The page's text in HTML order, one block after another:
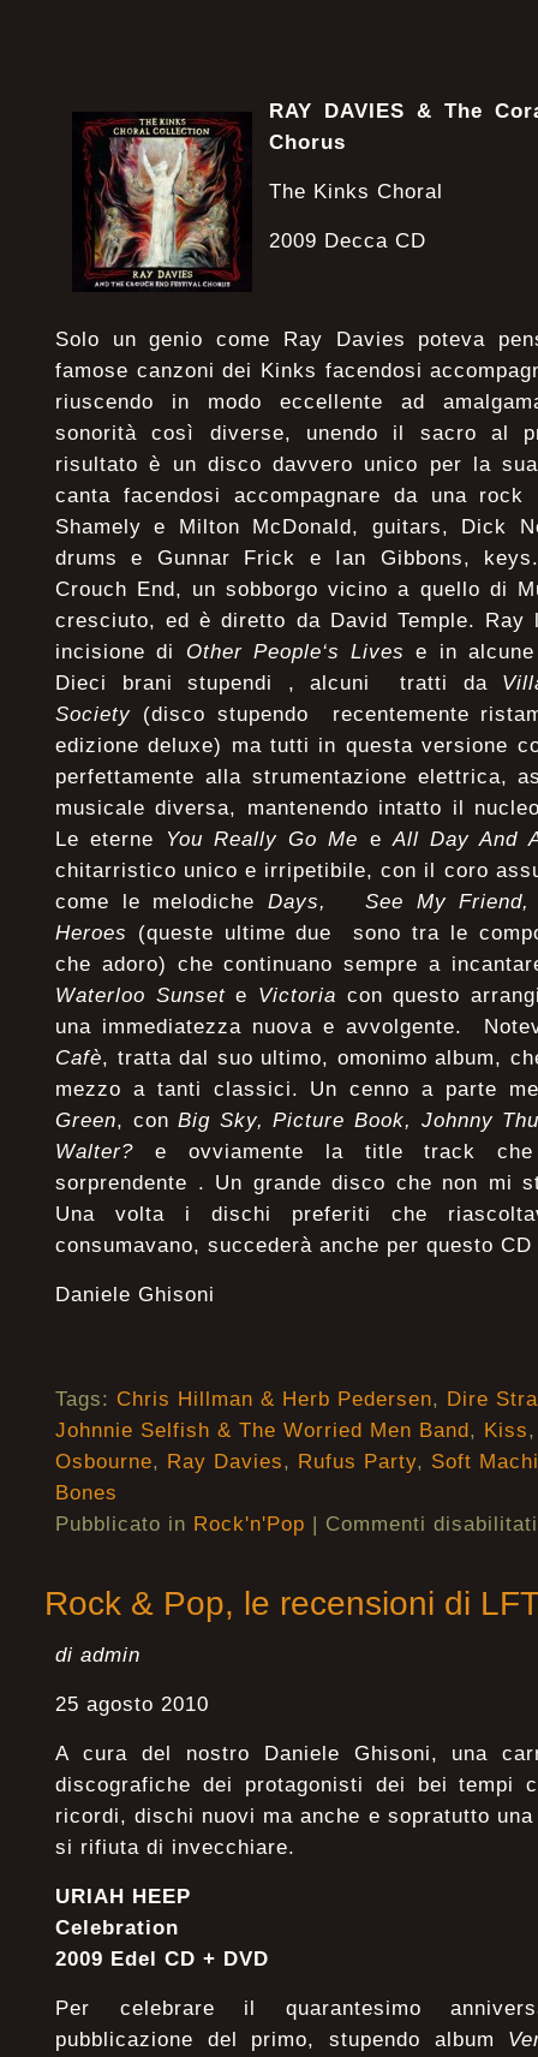
RAY DAVIES & The
Chorus
The Kinks Choral
2009 Decca CD
Solo un genio come Ray Davies poteva
famose canzoni dei Kinks facendosi
riuscendo in modo eccellente ad
sonorità così diverse, unendo il sacro al
risultato è un disco davvero unico per la
canta facendosi accompagnare da una
Shamely e Milton McDonald, guitars, Dick
drums e Gunnar Frick e Ian Gibbons,
Crouch End, un sobborgo vicino a quello di
cresciuto, ed è diretto da David Temple.
incisione di Other People‘s Lives e in
Dieci brani stupendi , alcuni tratti da
Society (disco stupendo recentemente
edizione deluxe) ma tutti in questa versione
perfettamente alla strumentazione elettrica,
musicale diversa, mantenendo intatto il
Le eterne
You Really Go Me eAll Day And
chitarristico unico e irripetibile, con il coro
come le melodiche Days, See My Friend,
Heroes (queste ultime due sono tra le
che adoro) che continuano sempre a
Waterloo Sunsete Victoria con questo
una immediatezza nuova e avvolgente.
Cafè, tratta dal suo ultimo, omonimo album,
mezzo a tanti classici. Un cenno a parte
Green, conBig Sky, Picture Book, Johnny
Walter? e ovviamente la title track che
sorprendente . Un grande disco che non mi
Una volta i dischi preferiti che
consumavano, succederà anche per questo
Daniele Ghisoni
Tags: Chris Hillman & Herb Pedersen, Dire
Johnnie Selfish & The Worried Men Band, Kiss
Osbourne, Ray Davies, Rufus Party, Soft
Bones
Pubblicato in Rock'n'Pop | Commenti disabilitati
Rock & Pop, le recensioni di
di admin
25 agosto 2010
A cura del nostro Daniele Ghisoni, una
discografiche dei protagonisti dei bei tempi
ricordi, dischi nuovi ma anche e sopratutto
si rifiuta di invecchiare.
URIAH HEEP
Celebration
2009 Edel CD + DVD
Per celebrare il quarantesimo
pubblicazione del primo, stupendo album